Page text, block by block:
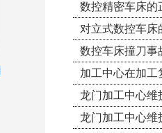
数控精密车床的
对立式数控车床
数控车床撞刀事
加工中心在加工
龙门加工中心维
龙门加工中心维